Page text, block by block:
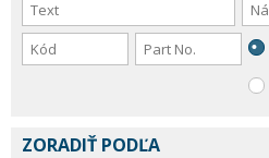
ZORADIŤ PODĽA